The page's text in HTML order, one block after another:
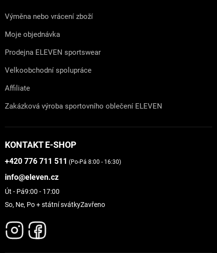
Výměna nebo vrácení zboží
Moje objednávka
Prodejna ELEVEN sportswear
Velkoobchodní spolupráce
Affiliate
Zakázková výroba sportovního oblečení ELEVEN
KONTAKT E-SHOP
+420 776 711 511 (Po-Pá 8:00 - 16:30)
info@eleven.cz
Út - Pá9:00 - 17:00
So, Ne, Po + státní svátkyZavřeno